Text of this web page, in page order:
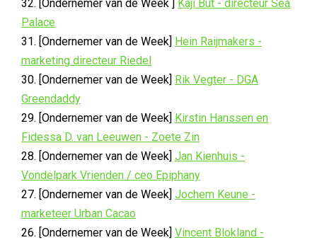
32. [Ondernemer van de Week ] Kaji But - directeur Sea
Palace
31. [Ondernemer van de Week] Hein Raijmakers -
marketing directeur Riedel
30. [Ondernemer van de Week] Rik Vegter - DGA
Greendaddy
29. [Ondernemer van de Week] Kirstin Hanssen en
Fidessa D. van Leeuwen - Zoete Zin
28. [Ondernemer van de Week] Jan Kienhuis -
Vondelpark Vrienden / ceo Epiphany
27. [Ondernemer van de Week] Jochem Keune -
marketeer Urban Cacao
26. [Ondernemer van de Week] Vincent Blokland -